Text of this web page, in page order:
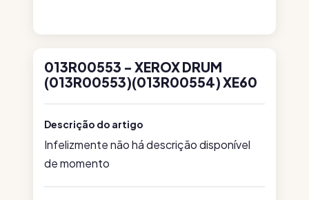
013R00553 - XEROX DRUM
(013R00553)(013R00554) XE60
Descrição do artigo
Infelizmente não há descrição disponível
de momento